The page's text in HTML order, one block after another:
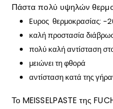
Πάστα πολύ υψηλών
Eυρος θερμοκρασίας: -
καλή προστασία
πολύ καλή αντίσταση
μειώνει τη φθορά
αντίσταση κατά της
Το MEISSELPASTE της